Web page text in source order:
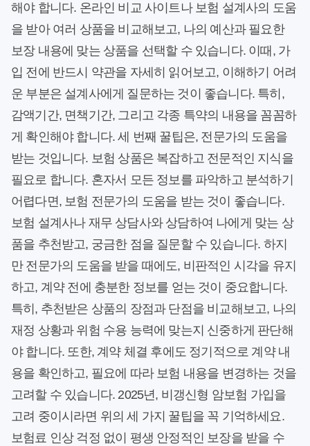
해야 합니다. 온라인 비교 사이트나 보험 설계사의 도움
을 받아 여러 상품을 비교해보고, 나의 예산과 필요한
보장 내용에 맞는 상품을 선택할 수 있습니다. 이때, 가
입 전에 반드시 약관을 자세히 읽어보고, 이해하기 어려
운 부분은 설계사에게 질문하는 것이 좋습니다. 특히,
감액기간, 면책기간, 그리고 각종 특약의 내용을 꼼꼼하
게 확인해야 합니다. 세 번째 꿀팁은, 전문가의 도움을
받는 것입니다. 보험 상품은 복잡하고 전문적인 지식을
필요로 합니다. 혼자서 모든 정보를 파악하고 분석하기
어렵다면, 보험 전문가의 도움을 받는 것이 좋습니다.
보험 설계사나 재무 상담사와 상담하여 나에게 맞는 상
품을 추천받고, 궁금한 점을 질문할 수 있습니다. 하지
만 전문가의 도움을 받을 때에도, 비판적인 시각을 유지
하고, 계약 전에 충분한 정보를 얻는 것이 중요합니다.
특히, 추천받은 상품의 장점과 단점을 비교해보고, 나의
재정 상황과 위험 수용 능력에 맞는지 신중하게 판단해
야 합니다. 또한, 계약 체결 후에도 정기적으로 계약 내
용을 확인하고, 필요에 따라 보험 내용을 변경하는 것을
고려할 수 있습니다. 2025년, 비갱신형 암보험 가입을
고려 중이시라면 위의 세 가지 꿀팁을 꼭 기억하세요.
보험료 인상 걱정 없이 평생 안정적인 보장을 받을 수